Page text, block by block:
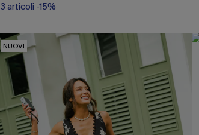
3 articoli -15%
NUOVI